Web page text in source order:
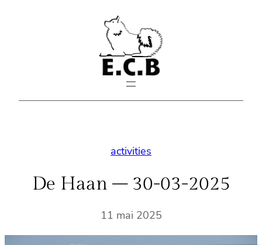
activities
De Haan – 30-03-2025
11 mai 2025